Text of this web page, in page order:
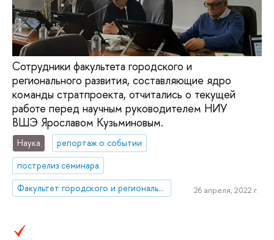
Сотрудники факультета городского и
регионального развития, составляющие ядро
команды стратпроекта, отчитались о текущей
работе перед научным руководителем НИУ
ВШЭ Ярославом Кузьминовым.
Наука
репортаж о событии
пострелиз семинара
Факультет городского и регионального развития
26 апреля, 2022 г.